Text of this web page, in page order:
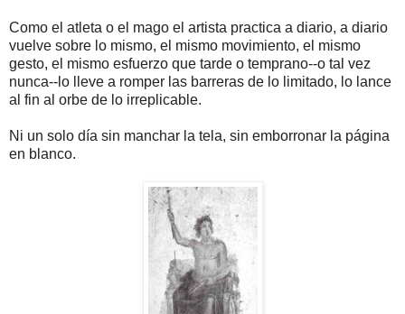
Como el atleta o el mago el artista practica a diario, a diario
vuelve sobre lo mismo, el mismo movimiento, el mismo
gesto, el mismo esfuerzo que tarde o temprano--o tal vez
nunca--lo lleve a romper las barreras de lo limitado, lo lance
al fin al orbe de lo irreplicable.
Ni un solo día sin manchar la tela, sin emborronar la página
en blanco.